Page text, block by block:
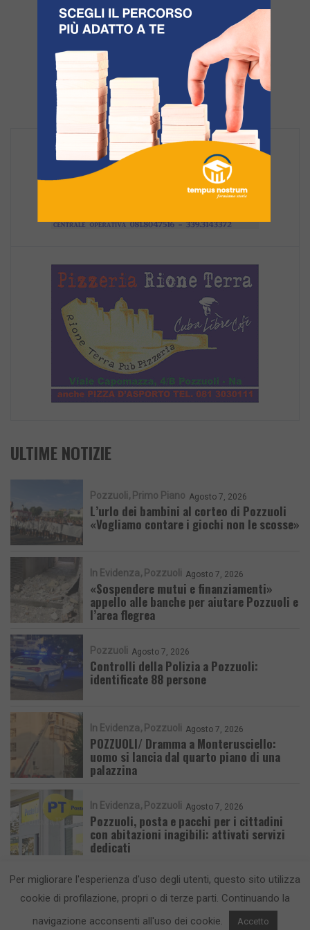
ULTIME NOTIZIE
Pozzuoli Primo Piano Agosto 7, 2026
L’urlo dei bambini al corteo di Pozzuoli
«Vogliamo contare i giochi non le scosse»
In Evidenza Pozzuoli Agosto 7, 2026
«Sospendere mutui e finanziamenti»
appello alle banche per aiutare Pozzuoli e
l’area flegrea
Pozzuoli Agosto 7, 2026
Controlli della Polizia a Pozzuoli:
identificate 88 persone
In Evidenza Pozzuoli Agosto 7, 2026
POZZUOLI/ Dramma a Monterusciello:
uomo si lancia dal quarto piano di una
palazzina
In Evidenza Pozzuoli Agosto 7, 2026
Pozzuoli, posta e pacchi per i cittadini
con abitazioni inagibili: attivati servizi
dedicati
Per migliorare l'esperienza d'uso degli utenti, questo sito utilizza
cookie di profilazione, propri o di terze parti. Continuando la
navigazione acconsenti all'uso dei cookie.
Accetto